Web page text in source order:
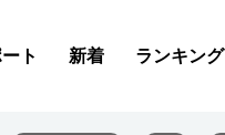
ト 新着 ランキング